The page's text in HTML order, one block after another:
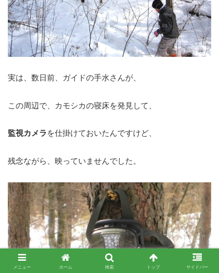
実は、数日前、ガイドの手水さんが、
この周辺で、カモシカの寝床を発見して、
監視カメラ を仕掛けておいたんですけど、
残念ながら、映っていませんでした。
メニュー ホーム 検索 トップ サイドバー